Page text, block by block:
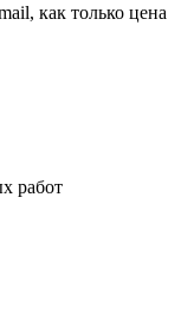
как только цена
работ